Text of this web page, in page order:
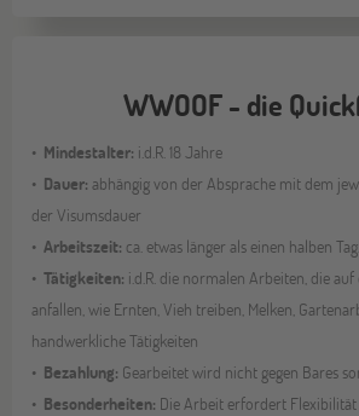
WWOOF - die
Mindestalter: i.d.R. 18 Jahre
Dauer: abhängig von der Absprache mit dem
der Visumsdauer
Arbeitszeit: ca. etwas länger als einen halben Tag.
Tätigkeiten: i.d.R. die normalen Arbeiten, die
anfallen, wie Ernten, Vieh treiben, Melken,
handwerkliche Tätigkeiten
Bezahlung: Gearbeitet wird nicht gegen Bares
Besonderheiten: Die Arbeit erfordert Flexibilität